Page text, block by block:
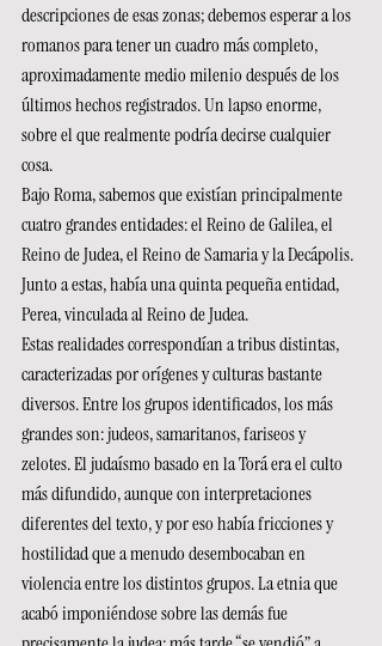
descripciones de esas zonas; debemos esperar a los
romanos para tener un cuadro más completo,
aproximadamente medio milenio después de los
últimos hechos registrados. Un lapso enorme,
sobre el que realmente podría decirse cualquier
cosa.
Bajo Roma, sabemos que existían principalmente
cuatro grandes entidades: el Reino de Galilea, el
Reino de Judea, el Reino de Samaria y la Decápolis.
Junto a estas, había una quinta pequeña entidad,
Perea, vinculada al Reino de Judea.
Estas realidades correspondían a tribus distintas,
caracterizadas por orígenes y culturas bastante
diversos. Entre los grupos identificados, los más
grandes son: judeos, samaritanos, fariseos y
zelotes. El judaísmo basado en la Torá era el culto
más difundido, aunque con interpretaciones
diferentes del texto, y por eso había fricciones y
hostilidad que a menudo desembocaban en
violencia entre los distintos grupos. La etnia que
acabó imponiéndose sobre las demás fue